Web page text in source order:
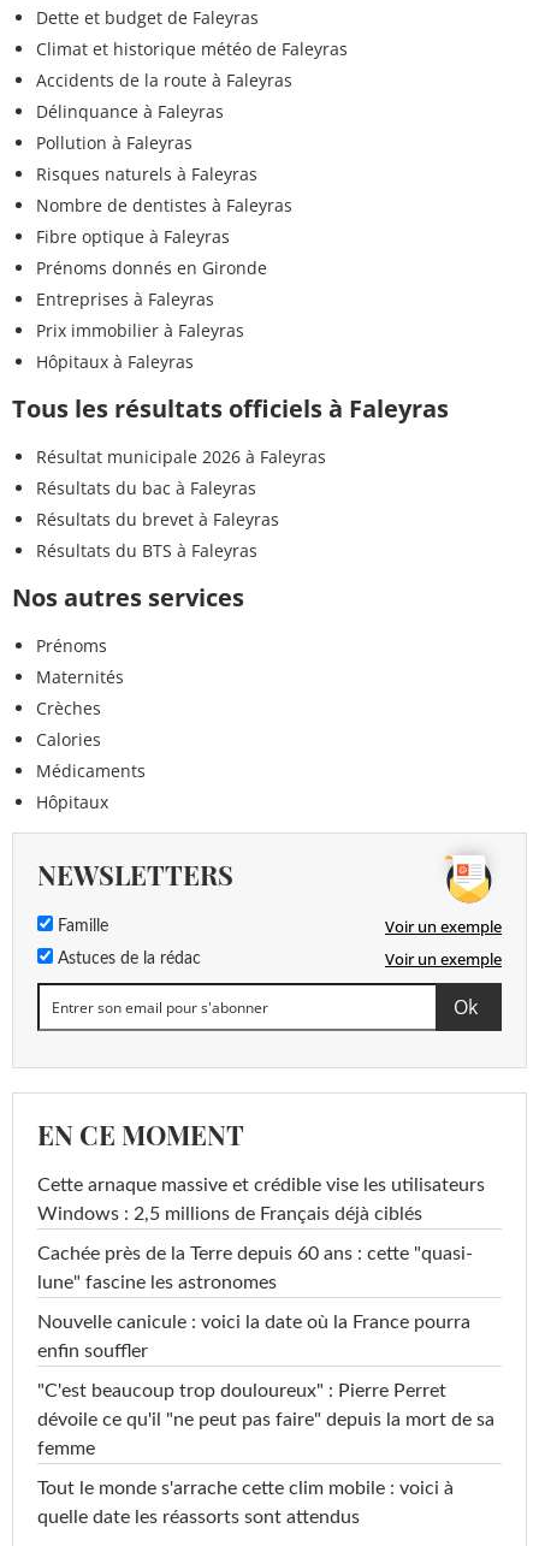
Dette et budget de Faleyras
Climat et historique météo de Faleyras
Accidents de la route à Faleyras
Délinquance à Faleyras
Pollution à Faleyras
Risques naturels à Faleyras
Nombre de dentistes à Faleyras
Fibre optique à Faleyras
Prénoms donnés en Gironde
Entreprises à Faleyras
Prix immobilier à Faleyras
Hôpitaux à Faleyras
Tous les résultats officiels à Faleyras
Résultat municipale 2026 à Faleyras
Résultats du bac à Faleyras
Résultats du brevet à Faleyras
Résultats du BTS à Faleyras
Nos autres services
Prénoms
Maternités
Crèches
Calories
Médicaments
Hôpitaux
NEWSLETTERS
Famille Voir un exemple
Astuces de la rédac Voir un exemple
EN CE MOMENT
Cette arnaque massive et crédible vise les utilisateurs
Windows : 2,5 millions de Français déjà ciblés
Cachée près de la Terre depuis 60 ans : cette "quasi-
lune" fascine les astronomes
Nouvelle canicule : voici la date où la France pourra
enfin souffler
"C'est beaucoup trop douloureux" : Pierre Perret
dévoile ce qu'il "ne peut pas faire" depuis la mort de sa
femme
Tout le monde s'arrache cette clim mobile : voici à
quelle date les réassorts sont attendus